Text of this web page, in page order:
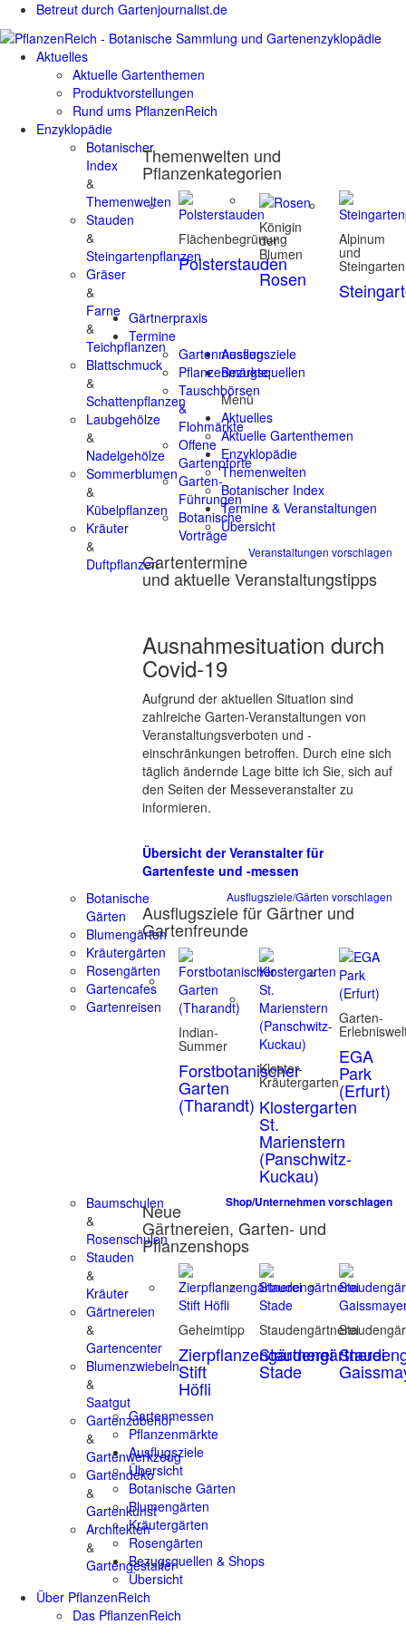
Betreut durch Gartenjournalist.de
Aktuelles
Aktuelle Gartenthemen
Produktvorstellungen
Rund ums PflanzenReich
Enzyklopädie
Botanischer
Index
&
Themenwelten
Stauden
&
Steingartenpflanzen
Gräser
&
Farne
&
Teichpflanzen
Blattschmuck
&
Schattenpflanzen
Laubgehölze
&
Nadelgehölze
Sommerblumen
&
Kübelpflanzen
Kräuter
&
Duftpflanzen
Themenwelten und
Pflanzenkategorien
Flächenbegrünung
Polsterstauden
Königin
der
Blumen
Rosen
Alpinum
und
Steingarten
Gärtnerpraxis
Termine
Gartenmessen
Pflanzenmärkte
Tauschbörsen
&
Flohmärkte
Offene
Gartenpforte
Garten-
Führungen
Botanische
Vorträge
Veranstaltungen vorschlagen
Gartentermine
und aktuelle Veranstaltungstipps
Ausnahmesituation durch
Covid-19
Aufgrund der aktuellen Situation sind
zahlreiche Garten-Veranstaltungen von
Veranstaltungsverboten und -
einschränkungen betroffen. Durch eine sich
täglich ändernde Lage bitte ich Sie, sich auf
den Seiten der Messeveranstalter zu
informieren.
Übersicht der Veranstalter für
Gartenfeste und -messen
Ausflugsziele
Botanische
Gärten
Blumengärten
Kräutergärten
Rosengärten
Gartencafes
Gartenreisen
Ausflugsziele/Gärten vorschlagen
Ausflugsziele für Gärtner und
Gartenfreunde
Indian-
Summer
Forstbotanischer
Garten
(Tharandt)
Kloster-
Kräutergarten
Klostergarten
St.
Marienstern
(Panschwitz-
Kuckau)
Garten-
EGA
Park
(Erfurt)
Bezugsquellen
Baumschulen
&
Rosenschulen
Stauden
&
Kräuter
Gärtnereien
&
Gartencenter
Blumenzwiebeln
&
Saatgut
Gartenzubehör
&
Gartenwerkzeug
Gartendeko
&
Gartenkunst
Architekten
&
Gartengestalter
Shop/Unternehmen vorschlagen
Neue
Gärtnereien, Garten- und
Pflanzenshops
Geheimtipp
Zierpflanzengärtnerei
Stift
Höfli
Staudengärtnerei
Staudengärtnerei
Stade
Menü
Aktuelles
Aktuelle Gartenthemen
Enzyklopädie
Themenwelten
Botanischer Index
Termine & Veranstaltungen
Übersicht
Gartenmessen
Pflanzenmärkte
Ausflugsziele
Übersicht
Botanische Gärten
Blumengärten
Kräutergärten
Rosengärten
Bezugsquellen & Shops
Übersicht
Über PflanzenReich
Das PflanzenReich